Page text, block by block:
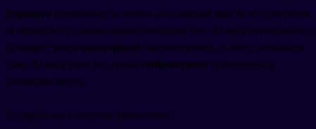
Exposure (exposición) se refiere a la cantidad total de luz que recibe
el sensor de tu cámara cuando tomas una foto. Si entra demasiada luz,
la imagen queda overexposed (sobreexpuesta), es decir, demasiado
clara. Si entra poca luz, queda underexposed (subexpuesta),
demasiado oscura.
En inglés vas a escuchar frases como: